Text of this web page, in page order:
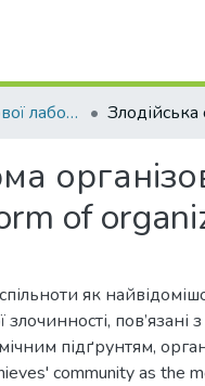
Матеріали наукової лабораторії з проблем протидії злочинності ННІ № 1
of
як
пов’язані з
підґрунтям,
community as the